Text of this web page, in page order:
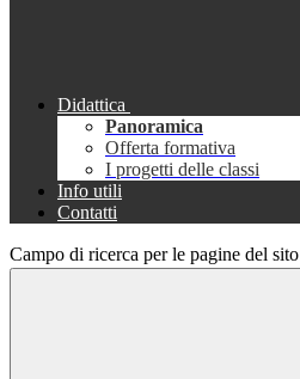
Didattica
Panoramica
Offerta formativa
I progetti delle classi
Info utili
Contatti
Campo di ricerca per le pagine del sito